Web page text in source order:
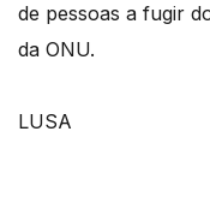
de pessoas a fugir
da ONU.
LUSA